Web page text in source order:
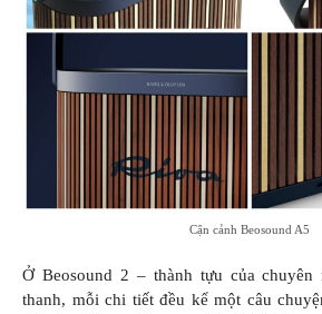
Cận cảnh Beosound A5
Ở Beosound 2 – thành tựu của
thanh, mỗi chi tiết đều kể một câu